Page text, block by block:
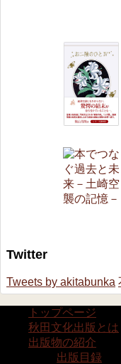
Twitter
Tweets by akitabunka
トップページ
秋田文化出版とは
出版物の紹介
出版目録